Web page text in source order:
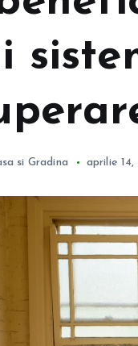
si Gradina aprilie 14,